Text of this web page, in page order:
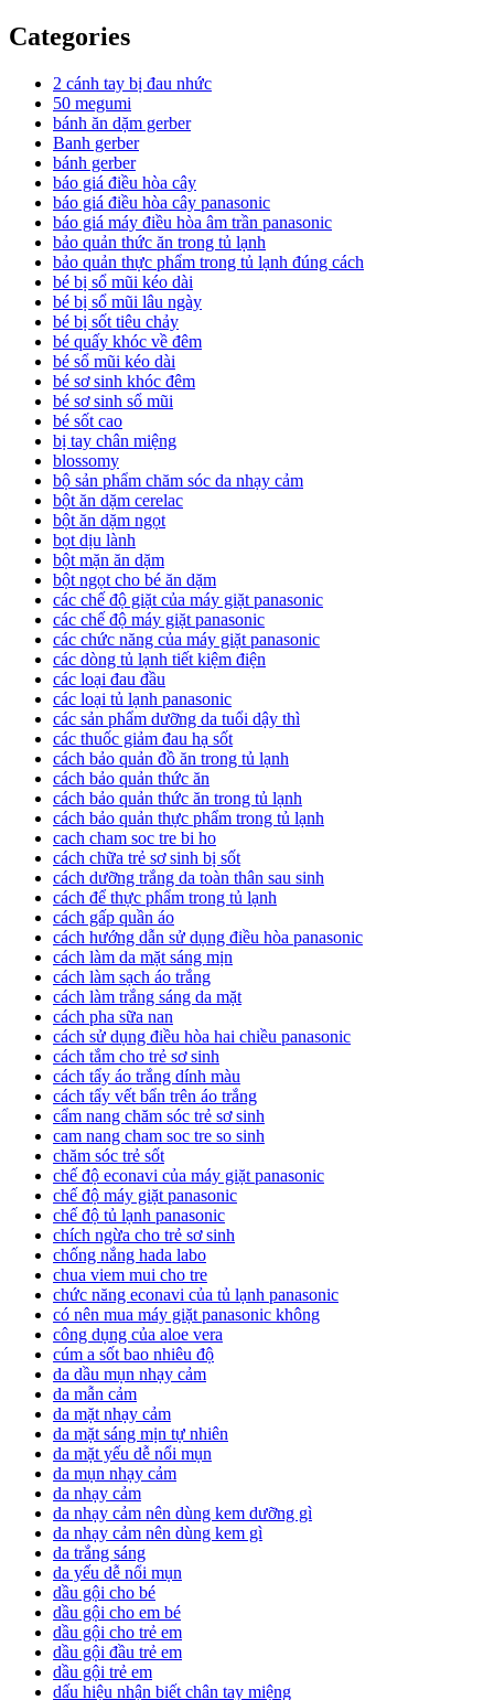
Categories
2 cánh tay bị đau nhức
50 megumi
bánh ăn dặm gerber
Banh gerber
bánh gerber
báo giá điều hòa cây
báo giá điều hòa cây panasonic
báo giá máy điều hòa âm trần panasonic
bảo quản thức ăn trong tủ lạnh
bảo quản thực phẩm trong tủ lạnh đúng cách
bé bị sổ mũi kéo dài
bé bị sổ mũi lâu ngày
bé bị sốt tiêu chảy
bé quấy khóc về đêm
bé sổ mũi kéo dài
bé sơ sinh khóc đêm
bé sơ sinh sổ mũi
bé sốt cao
bị tay chân miệng
blossomy
bộ sản phẩm chăm sóc da nhạy cảm
bột ăn dặm cerelac
bột ăn dặm ngọt
bọt dịu lành
bột mặn ăn dặm
bột ngọt cho bé ăn dặm
các chế độ giặt của máy giặt panasonic
các chế độ máy giặt panasonic
các chức năng của máy giặt panasonic
các dòng tủ lạnh tiết kiệm điện
các loại đau đầu
các loại tủ lạnh panasonic
các sản phẩm dưỡng da tuổi dậy thì
các thuốc giảm đau hạ sốt
cách bảo quản đồ ăn trong tủ lạnh
cách bảo quản thức ăn
cách bảo quản thức ăn trong tủ lạnh
cách bảo quản thực phẩm trong tủ lạnh
cach cham soc tre bi ho
cách chữa trẻ sơ sinh bị sốt
cách dưỡng trắng da toàn thân sau sinh
cách để thực phẩm trong tủ lạnh
cách gấp quần áo
cách hướng dẫn sử dụng điều hòa panasonic
cách làm da mặt sáng mịn
cách làm sạch áo trắng
cách làm trắng sáng da mặt
cách pha sữa nan
cách sử dụng điều hòa hai chiều panasonic
cách tắm cho trẻ sơ sinh
cách tẩy áo trắng dính màu
cách tẩy vết bẩn trên áo trắng
cẩm nang chăm sóc trẻ sơ sinh
cam nang cham soc tre so sinh
chăm sóc trẻ sốt
chế độ econavi của máy giặt panasonic
chế độ máy giặt panasonic
chế độ tủ lạnh panasonic
chích ngừa cho trẻ sơ sinh
chống nắng hada labo
chua viem mui cho tre
chức năng econavi của tủ lạnh panasonic
có nên mua máy giặt panasonic không
công dụng của aloe vera
cúm a sốt bao nhiêu độ
da dầu mụn nhạy cảm
da mẫn cảm
da mặt nhạy cảm
da mặt sáng mịn tự nhiên
da mặt yếu dễ nổi mụn
da mụn nhạy cảm
da nhạy cảm
da nhạy cảm nên dùng kem dưỡng gì
da nhạy cảm nên dùng kem gì
da trắng sáng
da yếu dễ nổi mụn
dầu gội cho bé
dầu gội cho em bé
dầu gội cho trẻ em
dầu gội đầu trẻ em
dầu gội trẻ em
dấu hiệu nhận biết chân tay miệng